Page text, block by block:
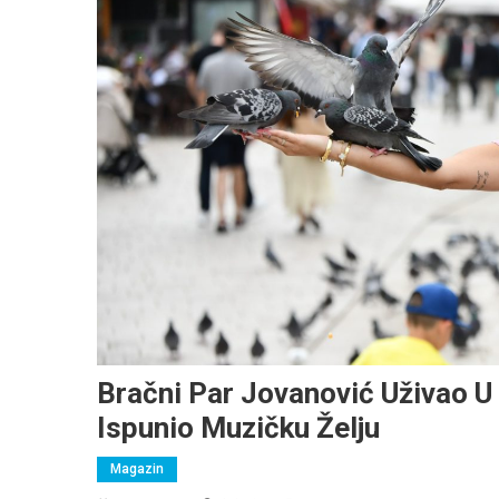
Bračni Par Jovanović Uživao
Ispunio Muzičku Želju
Magazin